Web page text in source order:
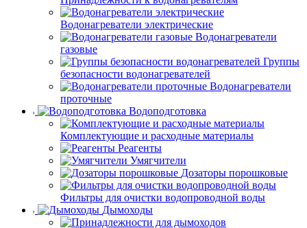
Водонагреватели электрические
Водонагреватели
газовые
Группы
безопасности водонагревателей
Водонагреватели
проточные
Водоподготовка
Комплектующие и расходные материалы
Реагенты
Умягчители
Дозаторы порошковые
Фильтры для очистки водопроводной воды
Дымоходы